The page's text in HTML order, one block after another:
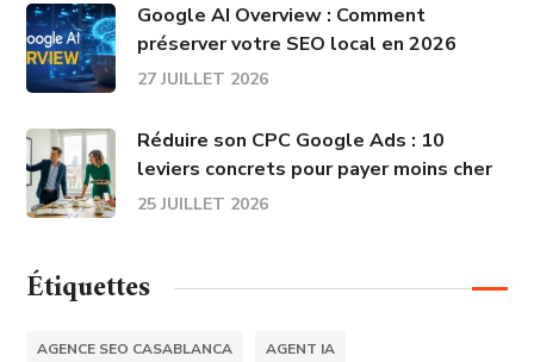
Google AI Overview : Comment
préserver votre SEO local en 2026
27 JUILLET 2026
Réduire son CPC Google Ads : 10
leviers concrets pour payer moins cher
25 JUILLET 2026
Étiquettes
AGENCE SEO CASABLANCA AGENT IA